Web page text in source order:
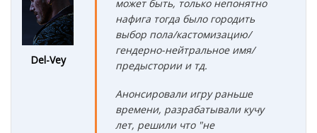
Del-Vey
может быть, только непонятно
нафига тогда было городить
выбор пола/кастомизацию/
гендерно-нейтральное имя/
предыстории и тд.
Анонсировали игру раньше
времени, разрабатывали кучу
лет, решили что "не